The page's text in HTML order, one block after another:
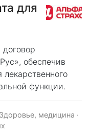
для
обеспечив
функции.
Здоровье, медицина ·